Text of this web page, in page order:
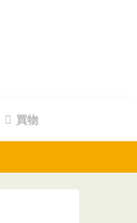
買物